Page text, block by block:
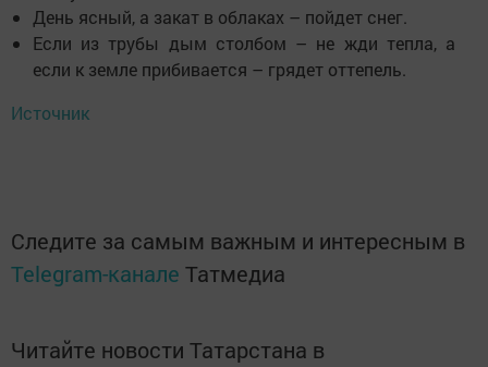
День ясный, а закат в облаках – пойдет снег.
Если из трубы дым столбом – не жди тепла, а
если к земле прибивается – грядет оттепель.
Источник
Следите за самым важным и интересным в
Telegram-канале Татмедиа
Читайте новости Татарстана в